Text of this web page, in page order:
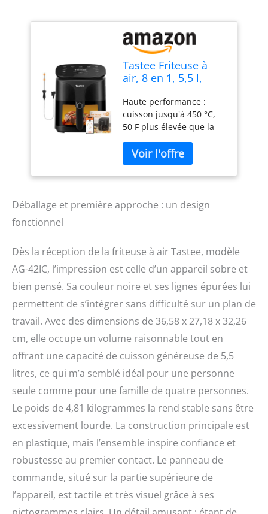
Tastee Friteuse à
air, 8 en 1, 5,5 l,
°C, 24 préréglages
de cuisson
Haute performance :
cuisson jusqu'à 450 °C,
50 F plus élevée que la
friteuses à air. Préparez
des aliments
uniformément dorés et
minutes. Avec un moteur
à haute vitesse de 2800
de chauffage de 40 %.
Consistance parfaite :
thermomètre à double
capteur et d'une fenêtre
transparente, notre
friteuse à air intelligente
SensorMagic surveille
automatiquement la
température de la viande
pour fournir des
résultats parfaits à
chaque fois. Le système
garantit que chaque
repas est doré,
offrant de délicieux
aliments plus
rapidement. Fonction de
cuisson 8 en 1 : avec une
Déballage et première approche : un design
fonctionnel
Dès la réception de la friteuse à air Tastee, modèle
AG-42IC, l’impression est celle d’un appareil sobre et
bien pensé. Sa couleur noire et ses lignes épurées lui
permettent de s’intégrer sans difficulté sur un plan de
travail. Avec des dimensions de 36,58 x 27,18 x 32,26
cm, elle occupe un volume raisonnable tout en
offrant une capacité de cuisson généreuse de 5,5
litres, ce qui m’a semblé idéal pour une personne
seule comme pour une famille de quatre personnes.
Le poids de 4,81 kilogrammes la rend stable sans être
excessivement lourde. La construction principale est
en plastique, mais l’ensemble inspire confiance et
robustesse au premier contact. Le panneau de
commande, situé sur la partie supérieure de
l’appareil, est tactile et très visuel grâce à ses